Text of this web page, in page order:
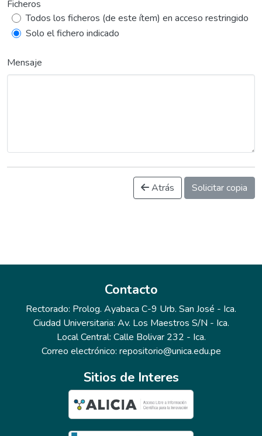
Ficheros
Todos los ficheros (de este ítem) en acceso restringido
Solo el fichero indicado
Mensaje
Atrás Solicitar copia
Contacto
Rectorado: Prolog. Ayabaca C-9 Urb. San José - Ica.
Ciudad Universitaria: Av. Los Maestros S/N - Ica.
Local Central: Calle Bolivar 232 - Ica.
Correo electrónico: repositorio@unica.edu.pe
Sitios de Interes